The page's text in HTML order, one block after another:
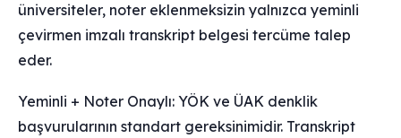
üniversiteler, noter eklenmeksizin yalnızca yeminli
çevirmen imzalı transkript belgesi tercüme talep
eder.
Yeminli + Noter Onaylı: YÖK ve ÜAK denklik
başvurularının standart gereksinimidir. Transkript